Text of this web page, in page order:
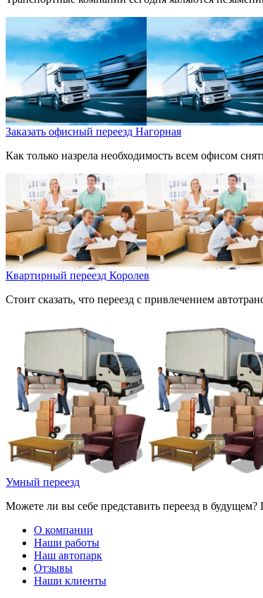
Заказать офисный переезд Нагорная
Как только назрела необходимость всем офисом
Квартирный переезд Королев
Стоит сказать, что переезд с привлечением
Умный переезд
Можете ли вы себе представить переезд в
О компании
Наши работы
Наш автопарк
Отзывы
Наши клиенты